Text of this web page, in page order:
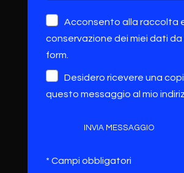
Acconsento alla raccolta
conservazione dei miei dati
form.
Desidero ricevere una
questo messaggio al mio
INVIA MESSAGGIO
* Campi obbligatori